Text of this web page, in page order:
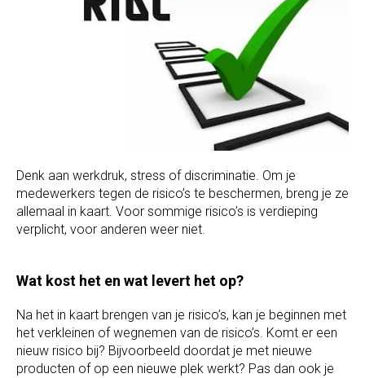
Denk aan werkdruk, stress of discriminatie. Om je
medewerkers tegen de risico’s te beschermen, breng je ze
allemaal in kaart. Voor sommige risico’s is verdieping
verplicht, voor anderen weer niet.
Wat kost het en wat levert het op?
Na het in kaart brengen van je risico’s, kan je beginnen met
het verkleinen of wegnemen van de risico’s. Komt er een
nieuw risico bij? Bijvoorbeeld doordat je met nieuwe
producten of op een nieuwe plek werkt? Pas dan ook je